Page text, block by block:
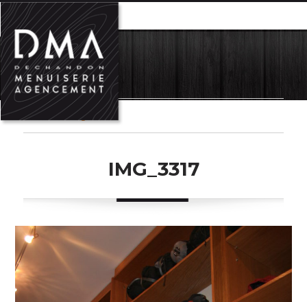
MENU
Previous Image
IMG_3317